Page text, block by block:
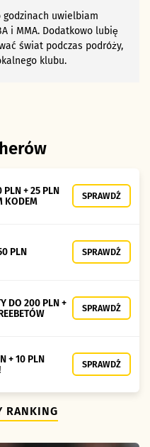
godzinach uwielbiam
i MMA. Dodatkowo lubię
świat podczas podróży,
klubu.
PLN + 25 PLN
KODEM
SPRAWDŹ
PLN SPRAWDŹ
DO 200 PLN +
SPRAWDŹ
+ 10 PLN
SPRAWDŹ
RANKING